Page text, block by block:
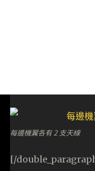
每邊機翼各有 2 支天線
[/